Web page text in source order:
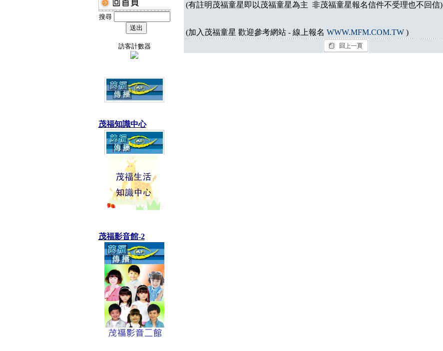
搜尋
訪客計數器
茂福知識中心
茂福影音館-2
(有註明茂福童星即以茂福童星為主 非茂福童星報名信件不受理也不回信)
(加入茂福童星 歡迎參考網站 - 線上報名 WWW.MFM.COM.TW)